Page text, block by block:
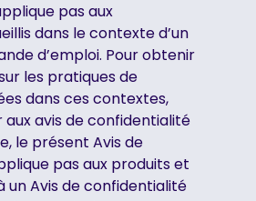
pas aux
dans le contexte d’un
d’emploi. Pour obtenir
les pratiques de
dans ces contextes,
avis de confidentialité
le présent Avis de
pas aux produits et
un Avis de confidentialité